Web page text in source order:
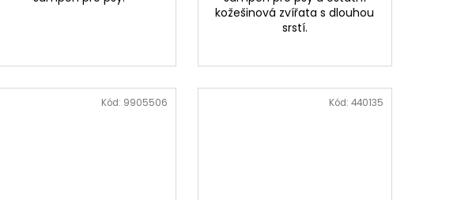
kožešinová zvířata s dlouhou
srstí.
Kód: 9905506 Kód: 440135